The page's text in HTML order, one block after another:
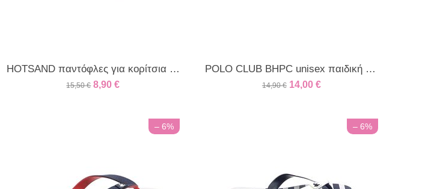
HOTSAND παντόφλες για κορίτσια white
15,50 € 8,90 €
POLO CLUB BHPC unisex παιδική παντόφλα μπλε ρίγα
14,90 € 14,00 €
– 6% – 6%